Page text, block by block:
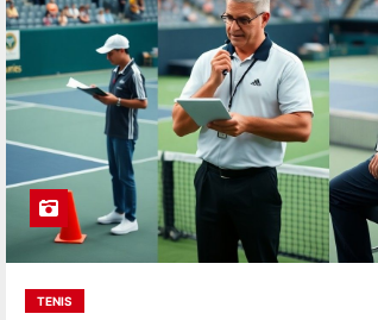
TENIS